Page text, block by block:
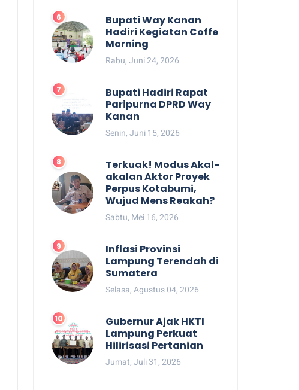
Bupati Way Kanan
Hadiri Kegiatan Coffe
Morning
Rabu, Juni 24, 2026
Bupati Hadiri Rapat
Paripurna DPRD Way
Kanan
Senin, Juni 15, 2026
Terkuak! Modus Akal-
akalan Aktor Proyek
Perpus Kotabumi,
Wujud Mens Reakah?
Sabtu, Mei 16, 2026
Inflasi Provinsi
Lampung Terendah di
Sumatera
Selasa, Agustus 04, 2026
Gubernur Ajak HKTI
Lampung Perkuat
Hilirisasi Pertanian
Jumat, Juli 31, 2026